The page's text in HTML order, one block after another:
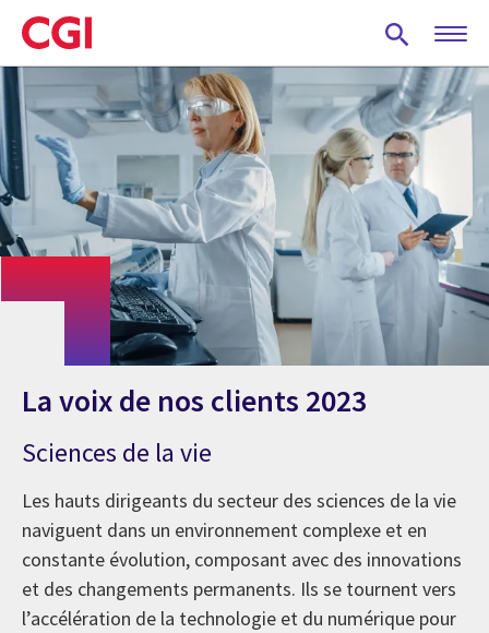
Skip
to
main
content
La voix de nos clients 2023
Sciences de la vie
Les hauts dirigeants du secteur des sciences de la vie
naviguent dans un environnement complexe et en
constante évolution, composant avec des innovations
et des changements permanents. Ils se tournent vers
l’accélération de la technologie et du numérique pour